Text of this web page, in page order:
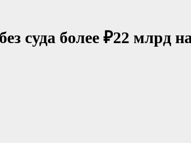
суда более ₽22 млрд